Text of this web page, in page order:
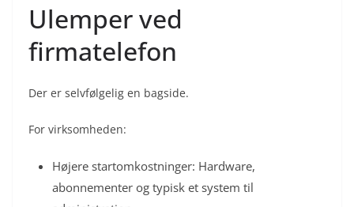
Ulemper ved
firmatelefon
Der er selvfølgelig en bagside.
For virksomheden:
Højere startomkostninger: Hardware,
abonnementer og typisk et system til